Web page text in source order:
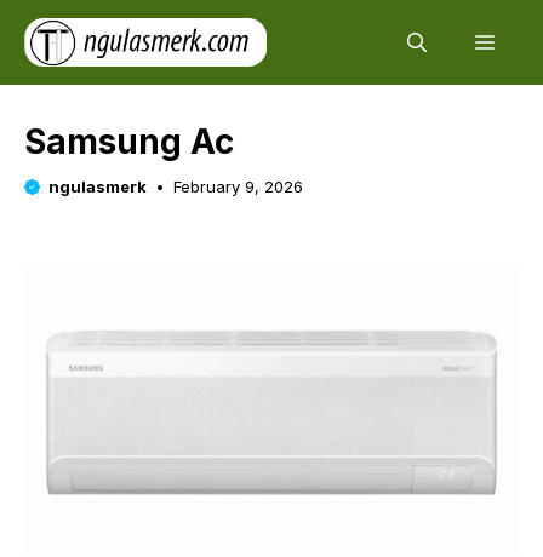
Skip
content
Samsung Ac
ngulasmerk February 9, 2026